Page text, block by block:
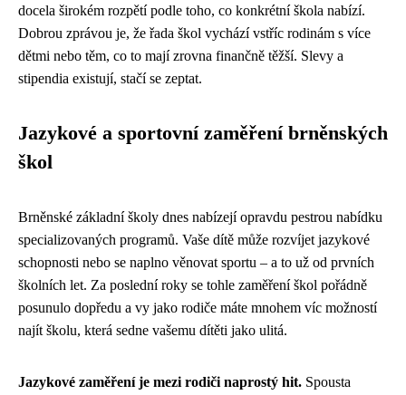
docela širokém rozpětí podle toho, co konkrétní škola nabízí.
Dobrou zprávou je, že řada škol vychází vstříc rodinám s více
dětmi nebo těm, co to mají zrovna finančně těžší. Slevy a
stipendia existují, stačí se zeptat.
Jazykové a sportovní zaměření brněnských
škol
Brněnské základní školy dnes nabízejí opravdu pestrou nabídku
specializovaných programů. Vaše dítě může rozvíjet jazykové
schopnosti nebo se naplno věnovat sportu – a to už od prvních
školních let. Za poslední roky se tohle zaměření škol pořádně
posunulo dopředu a vy jako rodiče máte mnohem víc možností
najít školu, která sedne vašemu dítěti jako ulitá.
Jazykové zaměření je mezi rodiči naprostý hit. Spousta